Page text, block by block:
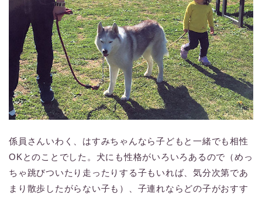
係員さんいわく、はすみちゃんなら子どもと一緒でも相性
OKとのことでした。犬にも性格がいろいろあるので（めっ
ちゃ跳びついたり走ったりする子もいれば、気分次第であ
まり散歩したがらない子も）、子連れならどの子がおすす